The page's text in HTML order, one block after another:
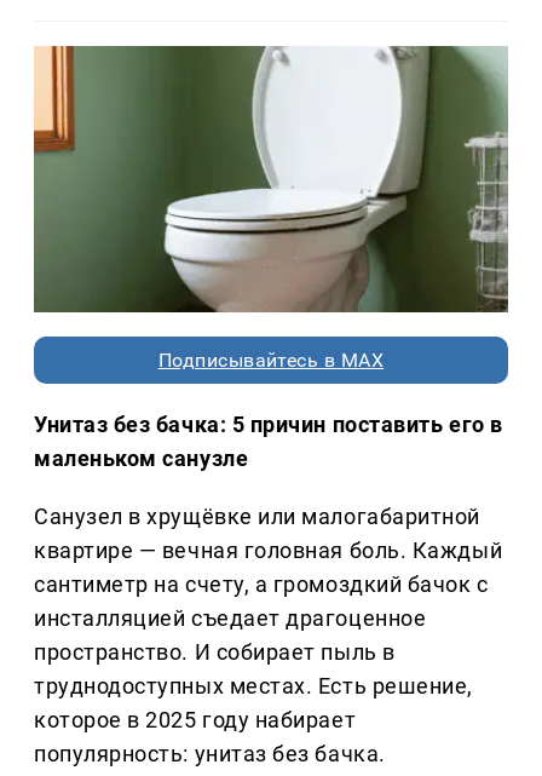
Подписывайтесь в MAX
Унитаз без бачка: 5 причин поставить его в
маленьком санузле
Санузел в хрущёвке или малогабаритной
квартире — вечная головная боль. Каждый
сантиметр на счету, а громоздкий бачок с
инсталляцией съедает драгоценное
пространство. И собирает пыль в
труднодоступных местах. Есть решение,
которое в 2025 году набирает
популярность: унитаз без бачка.